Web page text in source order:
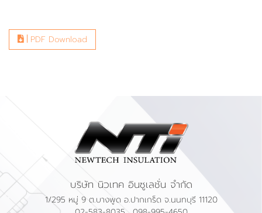
PDF Download
บริษัท นิวเทค อินซูเลชั่น จำกัด
1/295 หมู่ 9 ต.บางพูด อ.ปากเกร็ด จ.นนทบุรี 11120